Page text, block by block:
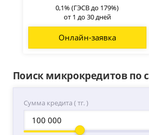
0,1% (ГЭСВ до 179%)
от 1 до 30 дней
Онлайн-заявка
Поиск микрокредитов по
Сумма кредита ( тг. )